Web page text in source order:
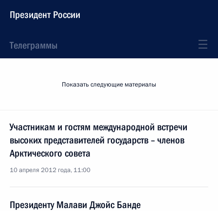
Президент России
Телеграммы
Показать следующие материалы
Участникам и гостям международной встречи
высоких представителей государств – членов
Арктического совета
10 апреля 2012 года, 11:00
Президенту Малави Джойс Банде